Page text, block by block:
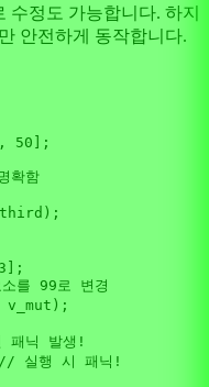
수정도 가능합니다. 하지
안전하게 동작합니다.
, 50 ];
확함
3 ];
를 99로 변경
v_mut);
패닉 발생!
행 시 패닉!